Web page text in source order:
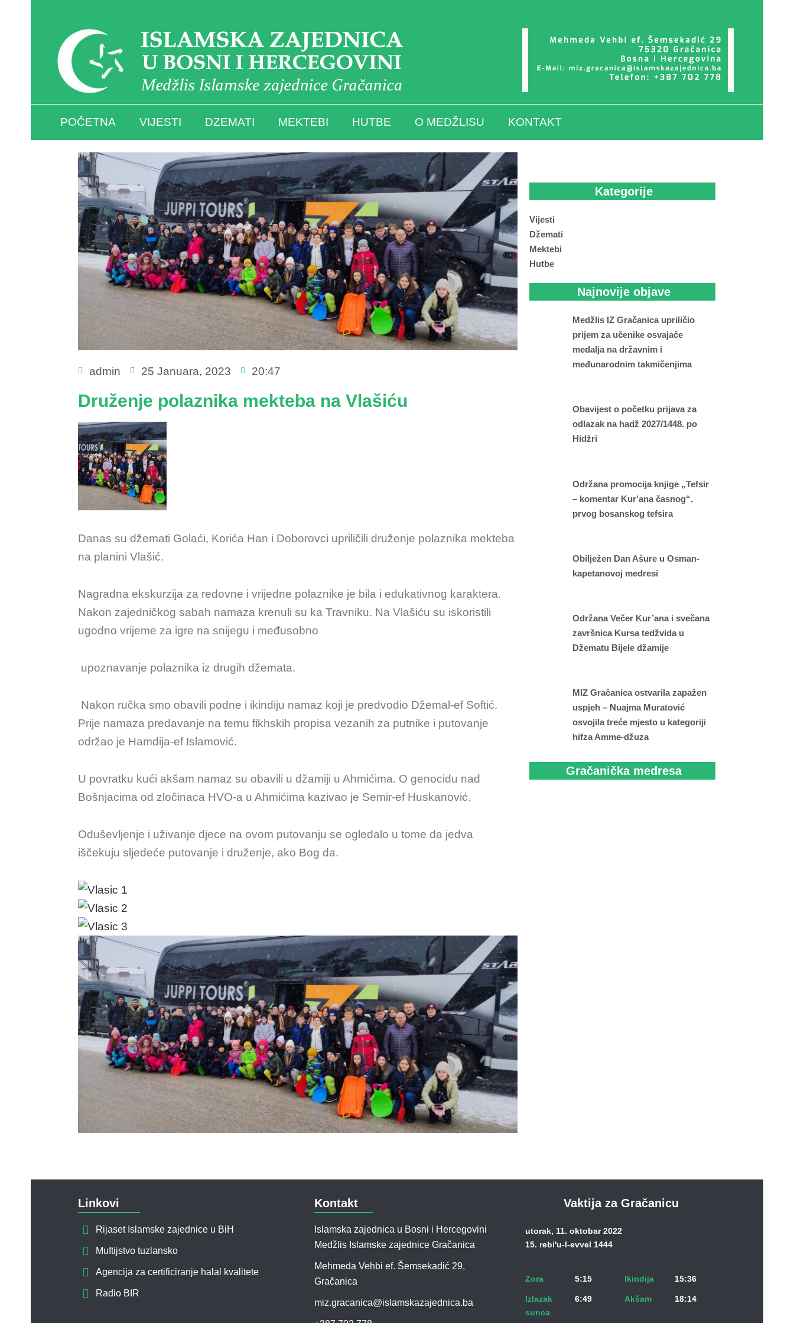
POČETNA VIJESTI DZEMATI MEKTEBI HUTBE O MEDŽLISU KONTAKT
admin 25 Januara, 2023 20:47
Druženje polaznika mekteba na Vlašiću
Danas su džemati Golaći, Korića Han i Doborovci upriličili druženje polaznika mekteba
na planini Vlašić.
Nagradna ekskurzija za redovne i vrijedne polaznike je bila i edukativnog karaktera.
Nakon zajedničkog sabah namaza krenuli su ka Travniku. Na Vlašiću su iskoristili
ugodno vrijeme za igre na snijegu i međusobno
upoznavanje polaznika iz drugih džemata.
Nakon ručka smo obavili podne i ikindiju namaz koji je predvodio Džemal-ef Softić.
Prije namaza predavanje na temu fikhskih propisa vezanih za putnike i putovanje
održao je Hamdija-ef Islamović.
U povratku kući akšam namaz su obavili u džamiji u Ahmićima. O genocidu nad
Bošnjacima od zločinaca HVO-a u Ahmićima kazivao je Semir-ef Huskanović.
Oduševljenje i uživanje djece na ovom putovanju se ogledalo u tome da jedva
iščekuju sljedeće putovanje i druženje, ako Bog da.
Kategorije
Vijesti
Džemati
Mektebi
Hutbe
Najnovije objave
Medžlis IZ Gračanica upriličio
prijem za učenike osvajače
medalja na državnim i
međunarodnim takmičenjima
Obavijest o početku prijava za
odlazak na hadž 2027/1448. po
Hidžri
Održana promocija knjige „Tefsir
– komentar Kur'ana časnog“,
prvog bosanskog tefsira
Obilježen Dan Ašure u Osman-
kapetanovoj medresi
Održana Večer Kur’ana i svečana
završnica Kursa tedžvida u
Džematu Bijele džamije
MIZ Gračanica ostvarila zapažen
uspjeh – Nuajma Muratović
osvojila treće mjesto u kategoriji
hifza Amme-džuza
Gračanička medresa
Linkovi
Rijaset Islamske zajednice u BiH
Muftijstvo tuzlansko
Agencija za certificiranje halal kvalitete
Radio BIR
Kontakt
Islamska zajednica u Bosni i Hercegovini
Medžlis Islamske zajednice Gračanica
Mehmeda Vehbi ef. Šemsekadić 29,
Gračanica
miz.gracanica@islamskazajednica.ba
Vaktija za Gračanicu
utorak, 11. oktobar 2022
15. rebi'u-l-evvel 1444
Zora 5:15 Ikindija 15:36
Izlazak
sunca
6:49 Akšam 18:14